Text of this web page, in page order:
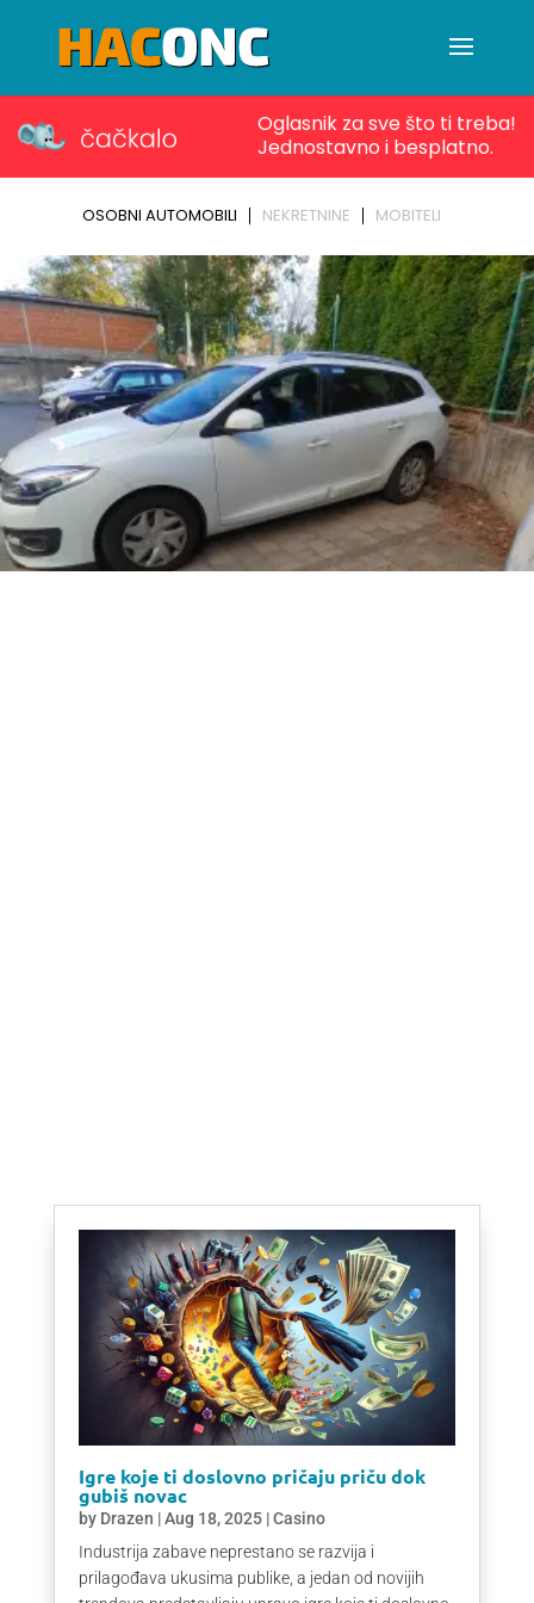
Igre koje ti doslovno pričaju priču dok
gubiš novac
by Drazen |Aug 18, 2025|Casino
Industrija zabave neprestano se razvija i
prilagođava ukusima publike, a jedan od novijih